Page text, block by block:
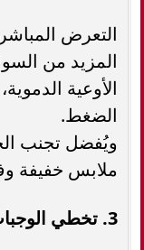
التعرض
المزيد من
الأوعية
الضغط.
ويُفضل تجنب
ملابس خفيفة
3. تخطي الوجبات أو تقليل الطعام